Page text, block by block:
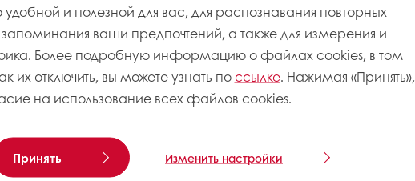
пластичная глазурь,
для
и полезной для вас, для распознавания повторных
ваши предпочтений, а также для измерения и
Более подробную информацию о файлах cookies, в том
их отключить, вы можете узнать поссылке. Нажимая «Принять»,
на использование всех файлов cookies.
Принять Изменить настройки